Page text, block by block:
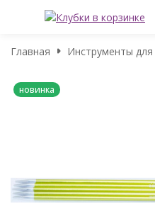
Главная Инструменты
новинка